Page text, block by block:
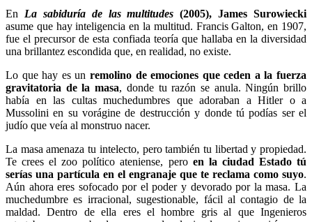
LinkedIn
En La sabiduría de las multitudes (2005), James Surowiecki
asume que hay inteligencia en la multitud. Francis Galton, en 1907,
fue el precursor de esta confiada teoría que hallaba en la diversidad
una brillantez escondida que, en realidad, no existe.
Lo que hay es un remolino de emociones que ceden a la fuerza
gravitatoria de la masa, donde tu razón se anula. Ningún brillo
había en las cultas muchedumbres que adoraban a Hitler o a
Mussolini en su vorágine de destrucción y donde tú podías ser el
judío que veía al monstruo nacer.
La masa amenaza tu intelecto, pero también tu libertad y propiedad.
Te crees el zoo político ateniense, pero en la ciudad Estado tú
serías una partícula en el engranaje que te reclama como suyo.
Aún ahora eres sofocado por el poder y devorado por la masa. La
muchedumbre es irracional, sugestionable, fácil al contagio de la
maldad. Dentro de ella eres el hombre gris al que Ingenieros